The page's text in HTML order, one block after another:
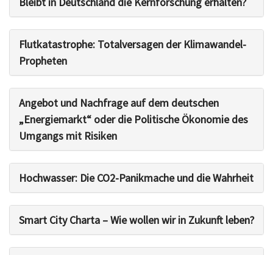
Flutkatastrophe: Totalversagen der Klimawandel-
Propheten
Angebot und Nachfrage auf dem deutschen
„Energiemarkt“ oder die Politische Ökonomie des
Umgangs mit Risiken
Hochwasser: Die CO2-Panikmache und die Wahrheit
Smart City Charta – Wie wollen wir in Zukunft leben?